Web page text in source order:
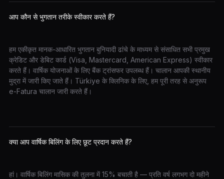
आप कौन से भुगतान तरीके स्वीकार करते हैं?
हम एकीकृत मानक-आधारित भुगतान बुनियादी ढांचे के माध्यम से संसाधित सभी प्रमुख
क्रेडिट और डेबिट कार्ड (Visa, Mastercard, American Express) स्वीकार
करते हैं। वार्षिक योजनाओं के लिए बैंक ट्रांसफर उपलब्ध हैं। चालान आपकी स्थानीय
मुद्रा में जारी किए जाते हैं। Türkiye के क्लिनिक के लिए, हम पूरी तरह से अनुरूप
e-Fatura चालान जारी करते हैं।
क्या आप वार्षिक बिलिंग के लिए छूट प्रदान करते हैं?
हां। वार्षिक बिलिंग मासिक की तुलना में 15% बचाती है — प्रति वर्ष लगभग दो महीने